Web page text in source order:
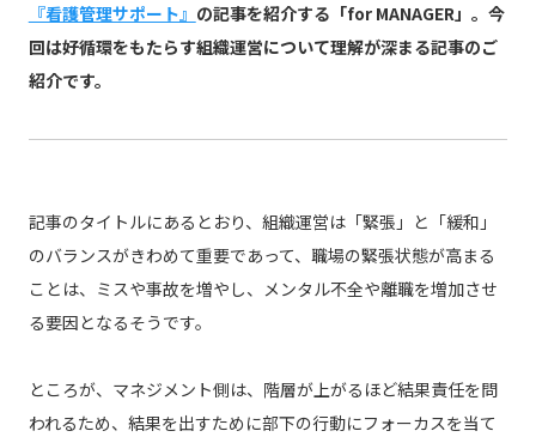
『看護管理サポート』 の記事を紹介する「for MANAGER」。今
回は好循環をもたらす組織運営について理解が深まる記事のご
紹介です。
記事のタイトルにあるとおり、組織運営は「緊張」と「緩和」
のバランスがきわめて重要であって、職場の緊張状態が高まる
ことは、ミスや事故を増やし、メンタル不全や離職を増加させ
る要因となるそうです。
ところが、マネジメント側は、階層が上がるほど結果責任を問
われるため、結果を出すために部下の行動にフォーカスを当て